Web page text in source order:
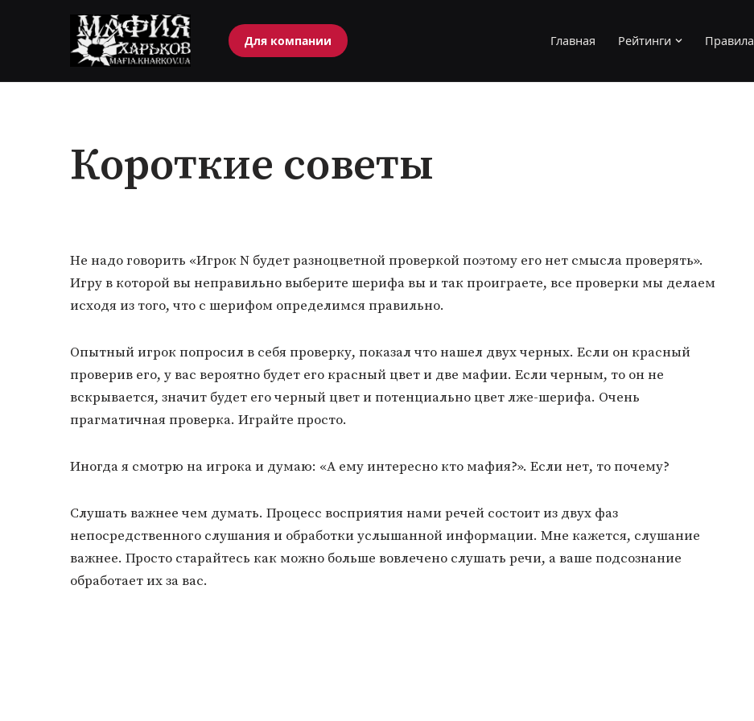
Для компании Главная Рейтинги Правила
Короткие советы
Не надо говорить «Игрок N будет разноцветной проверкой поэтому его нет смысла проверять».
Игру в которой вы неправильно выберите шерифа вы и так проиграете, все проверки мы делаем
исходя из того, что с шерифом определимся правильно.
Опытный игрок попросил в себя проверку, показал что нашел двух черных. Если он красный
проверив его, у вас вероятно будет его красный цвет и две мафии. Если черным, то он не
вскрывается, значит будет его черный цвет и потенциально цвет лже-шерифа. Очень
прагматичная проверка. Играйте просто.
Иногда я смотрю на игрока и думаю: «А ему интересно кто мафия?». Если нет, то почему?
Слушать важнее чем думать. Процесс восприятия нами речей состоит из двух фаз
непосредственного слушания и обработки услышанной информации. Мне кажется, слушание
важнее. Просто старайтесь как можно больше вовлечено слушать речи, а ваше подсознание
обработает их за вас.